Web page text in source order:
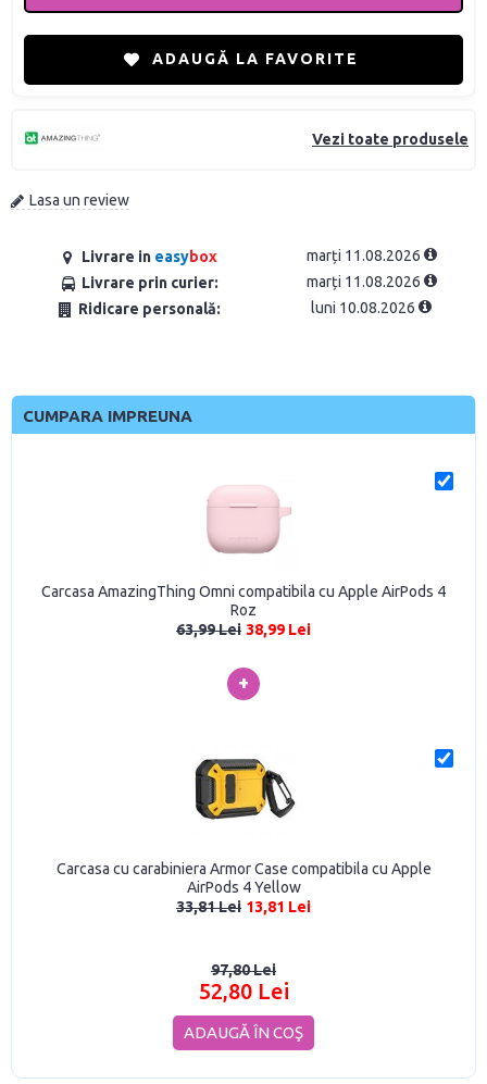
Vezi toate produsele
Lasa un review
Livrare in easybox
marți 11.08.2026
Livrare prin curier:
marți 11.08.2026
Ridicare personală:
luni 10.08.2026
ADAUGĂ LA FAVORITE
CUMPARA IMPREUNA
Carcasa AmazingThing Omni compatibila cu Apple AirPods 4
Roz
63,99 Lei 38,99 Lei
+
Carcasa cu carabiniera Armor Case compatibila cu Apple
AirPods 4 Yellow
33,81 Lei 13,81 Lei
97,80 Lei
52,80 Lei
ADAUGĂ ÎN COŞ